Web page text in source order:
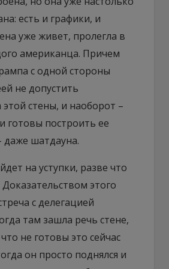
есть и графики, и
уже живет, пролегла в
американца. Причем
с одной стороны
не допустить
этой стены, и наоборот –
готовы построить ее
шатдауна.
на уступки, разве что
этого
с делегацией
там зашла речь стене,
не готовы это сейчас
он просто поднялся и